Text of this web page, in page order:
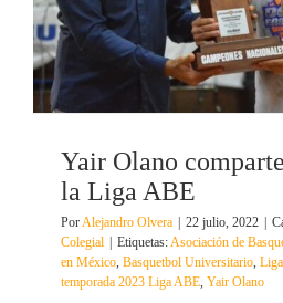
Yair Olano
la Liga ABE
Por Alejandro Olvera | 22 julio, 2022 |
Colegial | Etiquetas: Asociación de
en México Basquetbol Universitario
temporada 2023 Liga ABE Yair Olano